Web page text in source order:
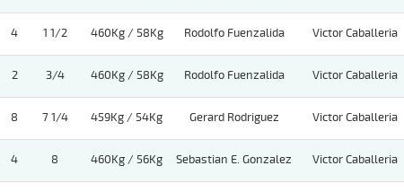
4 1 1/2 460Kg / 58Kg Rodolfo Fuenzalida Victor Caballeria
2 3/4 460Kg / 58Kg Rodolfo Fuenzalida Victor Caballeria
8 7 1/4 459Kg / 54Kg Gerard Rodriguez Victor Caballeria
4 8 460Kg / 56Kg Sebastian E. Gonzalez Victor Caballeria